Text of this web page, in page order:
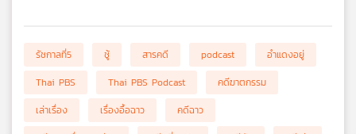
รัชกาลที่5 ชู้ สารคดี podcast
อำแดงอยู่
Thai PBS
Thai PBS Podcast
คดีฆาตกรรม
เล่าเรื่อง
เรื่องอื้อฉาว
คดีฉาว